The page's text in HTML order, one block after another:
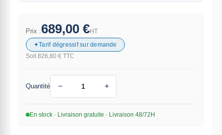
Prix :689,00 €HT
Tarif dégressif sur demande
Soit 826,80 € TTC
Quantité − +
En stock · Livraison gratuite · Livraison 48/72H